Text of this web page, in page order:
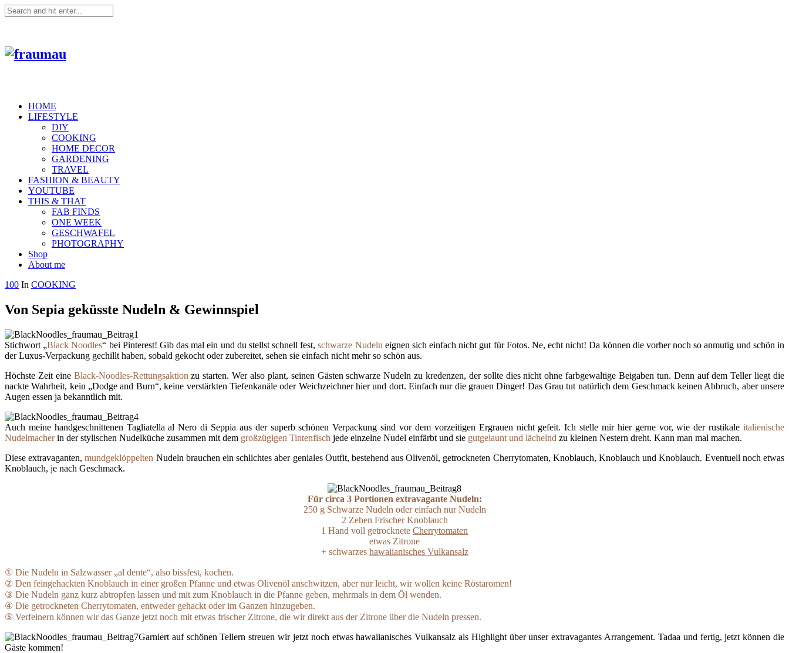
HOME
LIFESTYLE
DIY
COOKING
HOME DECOR
GARDENING
TRAVEL
FASHION & BEAUTY
YOUTUBE
THIS & THAT
FAB FINDS
ONE WEEK
GESCHWAFEL
PHOTOGRAPHY
Shop
About me
100 In COOKING
Von Sepia geküsste Nudeln & Gewinnspiel
Stichwort „Black Noodles“ bei Pinterest! Gib das mal ein und du stellst schnell fest,schwarze Nudeln eignen sich einfach nicht gut für Fotos. Ne, echt nicht! Da können die vorher noch so anmutig und schön in
der Luxus-Verpackung gechillt haben, sobald gekocht oder zubereitet, sehen sie einfach nicht mehr so schön aus.
Höchste Zeit eine Black-Noodles-Rettungsaktion zu starten. Wer also plant, seinen Gästen schwarze Nudeln zu kredenzen, der sollte dies nicht ohne farbgewaltige Beigaben tun. Denn auf dem Teller liegt die
nackte Wahrheit, kein „Dodge and Burn“, keine verstärkten Tiefenkanäle oder Weichzeichner hier und dort. Einfach nur die grauen Dinger! Das Grau tut natürlich dem Geschmack keinen Abbruch, aber unsere
Augen essen ja bekanntlich mit.
Auch meine handgeschnittenen Tagliatella al Nero di Seppia aus der superb schönen Verpackung sind vor dem vorzeitigen Ergrauen nicht gefeit. Ich stelle mir hier gerne vor, wie der rustikale italienische
Nudelmacherin der stylischen Nudelküche zusammen mit dem großzügigen Tintenfisch jede einzelne Nudel einfärbt und sie gutgelaunt und lächelnd zu kleinen Nestern dreht. Kann man mal machen.
Diese extravaganten,mundgeklöppelten Nudeln brauchen ein schlichtes aber geniales Outfit, bestehend aus Olivenöl, getrockneten Cherrytomaten, Knoblauch, Knoblauch und Knoblauch. Eventuell noch etwas
Knoblauch, je nach Geschmack.
Für circa 3 Portionen extravagante Nudeln:
250 g Schwarze Nudeln oder einfach nur Nudeln
2 Zehen Frischer Knoblauch
1 Hand voll getrocknete Cherrytomaten
etwas Zitrone
+ schwarzes hawaiianisches Vulkansalz
① Die Nudeln in Salzwasser „al dente“, also bissfest, kochen.
② Den feingehackten Knoblauch in einer großen Pfanne und etwas Olivenöl anschwitzen, aber nur leicht, wir wollen keine Röstaromen!
③ Die Nudeln ganz kurz abtropfen lassen und mit zum Knoblauch in die Pfanne geben, mehrmals in dem Öl wenden.
④ Die getrockneten Cherrytomaten, entweder gehackt oder im Ganzen hinzugeben.
⑤ Verfeinern können wir das Ganze jetzt noch mit etwas frischer Zitrone, die wir direkt aus der Zitrone über die Nudeln pressen.
Garniert auf schönen Tellern streuen wir jetzt noch etwas hawaiianisches Vulkansalz als Highlight über unser extravagantes Arrangement. Tadaa und fertig, jetzt können die
Gäste kommen!